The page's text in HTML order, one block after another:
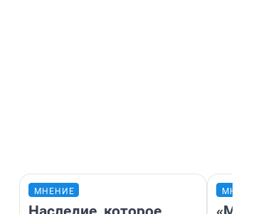
МНЕНИЕ